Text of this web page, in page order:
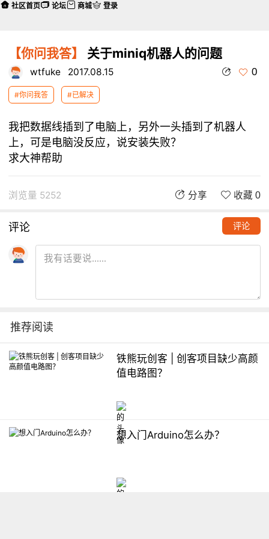
【你问我答】 关于miniq机器人的问题
wtfuke 2017.08.15 0
#你问我答 #已解决
我把数据线插到了电脑上，另外一头插到了机器人
上，可是电脑没反应，说安装失败？
求大神帮助
浏览量 5252 分享 收藏 0
评论 评论
推荐阅读
铁熊玩创客 | 创客项目缺少高颜
值电路图？
想入门Arduino怎么办？
社区首页 论坛 商城 登录